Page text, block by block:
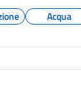
Acqua